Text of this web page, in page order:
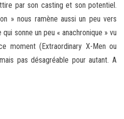
par son casting et son potentiel.
» nous ramène aussi un peu vers
sonne un peu « anachronique » vu
moment (Extraordinary X-Men ou
pas désagréable pour autant. A